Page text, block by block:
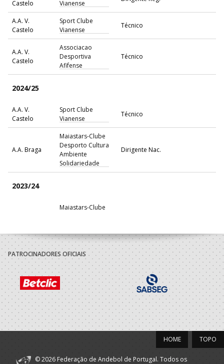
Castelo
Vianense
A.A. V.
Castelo
Sport Clube
Vianense
Técnico
A.A. V.
Castelo
Associacao
Desportiva
Afifense
Técnico
2024/25
A.A. V.
Castelo
Sport Clube
Vianense
Técnico
A.A. Braga
Maiastars-Clube
Desporto Cultura
Ambiente
Solidariedade
Dirigente Nac.
2023/24
Maiastars-Clube
Solidariedade
A.A. Braga
Maiastars-Clube
Desporto Cultura
Ambiente
Solidariedade
Técnico
2022/23
Maiastars-Clube
Desporto Cultura
PATROCINADORES OFICIAIS
TOPO
HOME
© 2026 Federação de Andebol de Portugal. Todos os